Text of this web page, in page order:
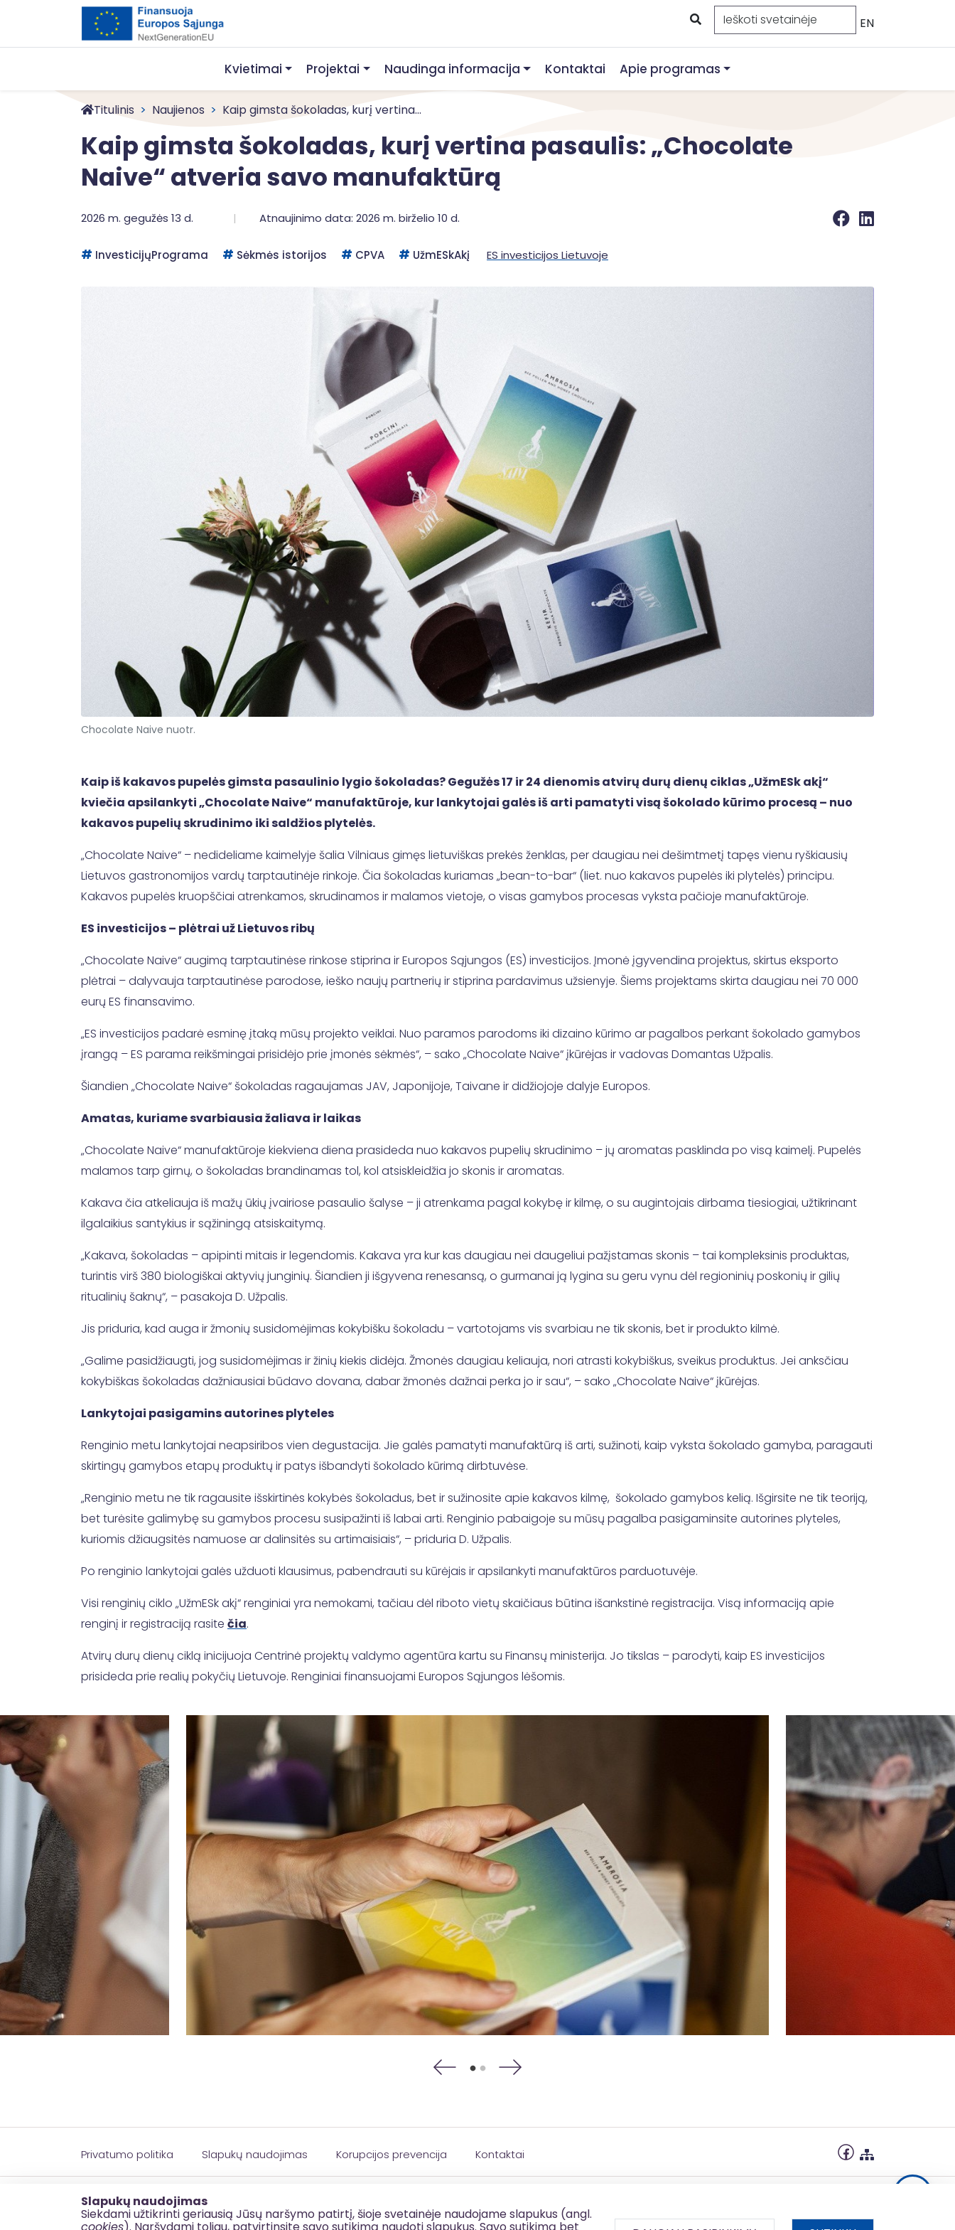
Slapukų naudojimas
Siekdami užtikrinti geriausią Jūsų naršymo patirtį, šioje svetainėje naudojame slapukus (angl.
EN
Kvietimai Projektai Naudinga informacija Kontaktai Apie programas
Titulinis Naujienos Kaip gimsta šokoladas, kurį vertina...
Kaip gimsta šokoladas, kurį vertina pasaulis: „Chocolate
Naive“ atveria savo manufaktūrą
2026 m. gegužės 13 d. Atnaujinimo data: 2026 m. birželio 10 d.
InvesticijųPrograma Sėkmės istorijos CPVA UžmESkAkį ES investicijos Lietuvoje
Chocolate Naive nuotr.
Kaip iš kakavos pupelės gimsta pasaulinio lygio šokoladas? Gegužės 17 ir 24 dienomis atvirų durų dienų ciklas „UžmESk akį“
kviečia apsilankyti „Chocolate Naive“ manufaktūroje, kur lankytojai galės iš arti pamatyti visą šokolado kūrimo procesą – nuo
kakavos pupelių skrudinimo iki saldžios plytelės.
„Chocolate Naive“ – nedideliame kaimelyje šalia Vilniaus gimęs lietuviškas prekės ženklas, per daugiau nei dešimtmetį tapęs vienu ryškiausių
Lietuvos gastronomijos vardų tarptautinėje rinkoje. Čia šokoladas kuriamas „bean-to-bar“ (liet. nuo kakavos pupelės iki plytelės) principu.
Kakavos pupelės kruopščiai atrenkamos, skrudinamos ir malamos vietoje, o visas gamybos procesas vyksta pačioje manufaktūroje.
ES investicijos – plėtrai už Lietuvos ribų
„Chocolate Naive“ augimą tarptautinėse rinkose stiprina ir Europos Sąjungos (ES) investicijos. Įmonė įgyvendina projektus, skirtus eksporto
plėtrai – dalyvauja tarptautinėse parodose, ieško naujų partnerių ir stiprina pardavimus užsienyje. Šiems projektams skirta daugiau nei 70 000
eurų ES finansavimo.
„ES investicijos padarė esminę įtaką mūsų projekto veiklai. Nuo paramos parodoms iki dizaino kūrimo ar pagalbos perkant šokolado gamybos
įrangą – ES parama reikšmingai prisidėjo prie įmonės sėkmės“, – sako „Chocolate Naive“ įkūrėjas ir vadovas Domantas Užpalis.
Šiandien „Chocolate Naive“ šokoladas ragaujamas JAV, Japonijoje, Taivane ir didžiojoje dalyje Europos.
Amatas, kuriame svarbiausia žaliava ir laikas
„Chocolate Naive“ manufaktūroje kiekviena diena prasideda nuo kakavos pupelių skrudinimo – jų aromatas pasklinda po visą kaimelį. Pupelės
malamos tarp girnų, o šokoladas brandinamas tol, kol atsiskleidžia jo skonis ir aromatas.
Kakava čia atkeliauja iš mažų ūkių įvairiose pasaulio šalyse – ji atrenkama pagal kokybę ir kilmę, o su augintojais dirbama tiesiogiai, užtikrinant
ilgalaikius santykius ir sąžiningą atsiskaitymą.
„Kakava, šokoladas – apipinti mitais ir legendomis. Kakava yra kur kas daugiau nei daugeliui pažįstamas skonis – tai kompleksinis produktas,
turintis virš 380 biologiškai aktyvių junginių. Šiandien ji išgyvena renesansą, o gurmanai ją lygina su geru vynu dėl regioninių poskonių ir gilių
ritualinių šaknų“, – pasakoja D. Užpalis.
Jis priduria, kad auga ir žmonių susidomėjimas kokybišku šokoladu – vartotojams vis svarbiau ne tik skonis, bet ir produkto kilmė.
„Galime pasidžiaugti, jog susidomėjimas ir žinių kiekis didėja. Žmonės daugiau keliauja, nori atrasti kokybiškus, sveikus produktus. Jei anksčiau
kokybiškas šokoladas dažniausiai būdavo dovana, dabar žmonės dažnai perka jo ir sau“, – sako „Chocolate Naive“ įkūrėjas.
Lankytojai pasigamins autorines plyteles
Renginio metu lankytojai neapsiribos vien degustacija. Jie galės pamatyti manufaktūrą iš arti, sužinoti, kaip vyksta šokolado gamyba, paragauti
skirtingų gamybos etapų produktų ir patys išbandyti šokolado kūrimą dirbtuvėse.
„Renginio metu ne tik ragausite išskirtinės kokybės šokoladus, bet ir sužinosite apie kakavos kilmę, šokolado gamybos kelią. Išgirsite ne tik teoriją,
bet turėsite galimybę su gamybos procesu susipažinti iš labai arti. Renginio pabaigoje su mūsų pagalba pasigaminsite autorines plyteles,
kuriomis džiaugsitės namuose ar dalinsitės su artimaisiais“, – priduria D. Užpalis.
Po renginio lankytojai galės užduoti klausimus, pabendrauti su kūrėjais ir apsilankyti manufaktūros parduotuvėje.
Visi renginių ciklo „UžmESk akį“ renginiai yra nemokami, tačiau dėl riboto vietų skaičiaus būtina išankstinė registracija. Visą informaciją apie
renginį ir registraciją rasite čia.
Atvirų durų dienų ciklą inicijuoja Centrinė projektų valdymo agentūra kartu su Finansų ministerija. Jo tikslas – parodyti, kaip ES investicijos
prisideda prie realių pokyčių Lietuvoje. Renginiai finansuojami Europos Sąjungos lėšomis.
Privatumo politika Slapukų naudojimas Korupcijos prevencija Kontaktai
© 2026 esinvesticijos.lt